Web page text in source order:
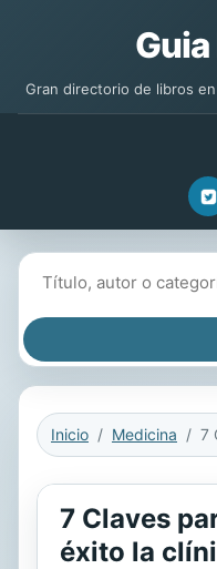
Gran directorio de libros
Inicio Medicina
7 Claves
éxito la